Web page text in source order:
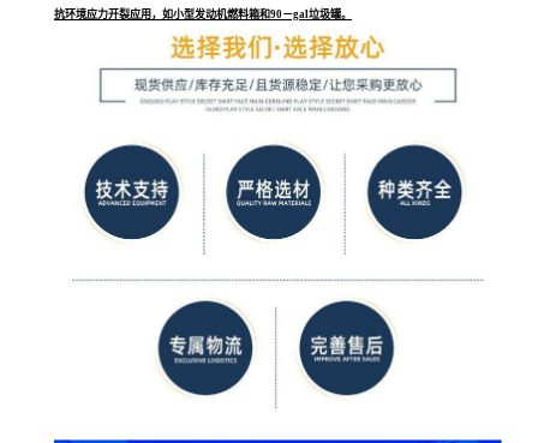
抗环境应力开裂应用，如小型发动机燃料箱和90－gal垃圾罐。